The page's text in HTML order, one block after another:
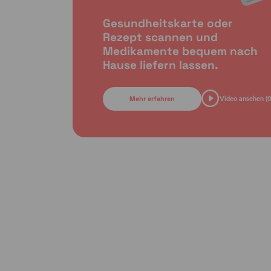
Gesundheitskarte oder
Rezept scannen und
Medikamente bequem nach
Hause liefern lassen.
Mehr erfahren Video ansehen